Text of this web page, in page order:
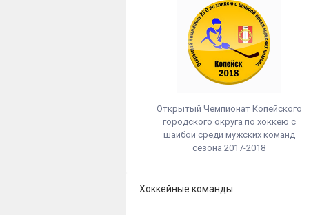
Открытый Чемпионат Копейского
городского округа по хоккею с
шайбой среди мужских команд
сезона 2017-2018
Хоккейные команды